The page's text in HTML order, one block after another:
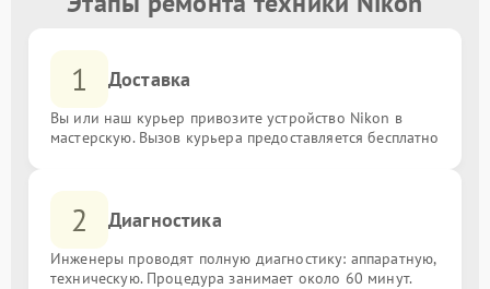
1 Доставка
Вы или наш курьер привозите устройство Nikon в
мастерскую. Вызов курьера предоставляется бесплатно
2 Диагностика
Инженеры проводят полную диагностику: аппаратную,
техническую. Процедура занимает около 60 минут.